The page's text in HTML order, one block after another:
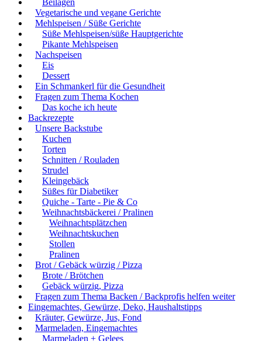
Vegetarische und vegane Gerichte
Mehlspeisen / Süße Gerichte
Süße Mehlspeisen/süße Hauptgerichte
Pikante Mehlspeisen
Nachspeisen
Eis
Dessert
Ein Schmankerl für die Gesundheit
Fragen zum Thema Kochen
Das koche ich heute
Backrezepte
Unsere Backstube
Kuchen
Torten
Schnitten / Rouladen
Strudel
Kleingebäck
Süßes für Diabetiker
Quiche - Tarte - Pie & Co
Weihnachtsbäckerei / Pralinen
Weihnachtsplätzchen
Weihnachtskuchen
Stollen
Pralinen
Brot / Gebäck würzig / Pizza
Brote / Brötchen
Gebäck würzig, Pizza
Fragen zum Thema Backen / Backprofis helfen weiter
Eingemachtes, Gewürze, Deko, Haushaltstipps
Kräuter, Gewürze, Jus, Fond
Marmeladen, Eingemachtes
Marmeladen + Gelees